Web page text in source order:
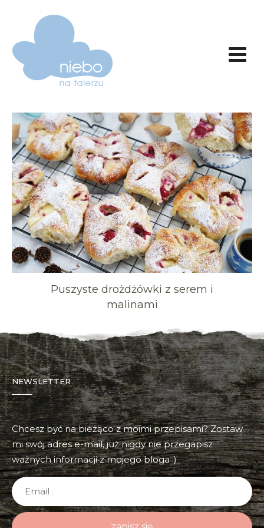
Puszyste drożdżówki z serem i
malinami
NEWSLETTER
Chcesz być na bieżąco z moimi przepisami? Zostaw
mi swój adres e-mail, już nigdy nie przegapisz
ważnych informacji z mojego bloga :)